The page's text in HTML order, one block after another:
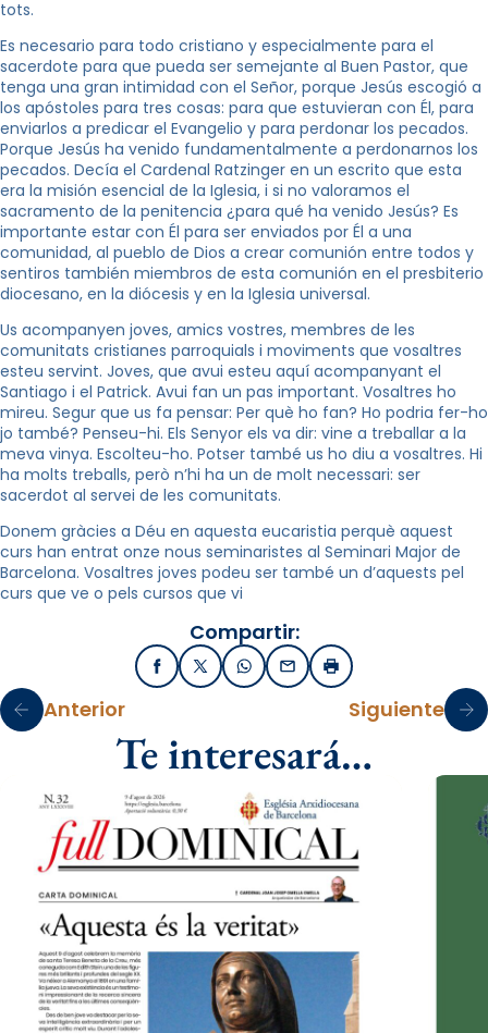
tots.
Es necesario para todo cristiano y especialmente para el
sacerdote para que pueda ser semejante al Buen Pastor, que
tenga una gran intimidad con el Señor, porque Jesús escogió a
los apóstoles para tres cosas: para que estuvieran con Él, para
enviarlos a predicar el Evangelio y para perdonar los pecados.
Porque Jesús ha venido fundamentalmente a perdonarnos los
pecados. Decía el Cardenal Ratzinger en un escrito que esta
era la misión esencial de la Iglesia, i si no valoramos el
sacramento de la penitencia ¿para qué ha venido Jesús? Es
importante estar con Él para ser enviados por Él a una
comunidad, al pueblo de Dios a crear comunión entre todos y
sentiros también miembros de esta comunión en el presbiterio
diocesano, en la diócesis y en la Iglesia universal.
Us acompanyen joves, amics vostres, membres de les
comunitats cristianes parroquials i moviments que vosaltres
esteu servint. Joves, que avui esteu aquí acompanyant el
Santiago i el Patrick. Avui fan un pas important. Vosaltres ho
mireu. Segur que us fa pensar: Per què ho fan? Ho podria fer-ho
jo també? Penseu-hi. Els Senyor els va dir: vine a treballar a la
meva vinya. Escolteu-ho. Potser també us ho diu a vosaltres. Hi
ha molts treballs, però n’hi ha un de molt necessari: ser
sacerdot al servei de les comunitats.
Donem gràcies a Déu en aquesta eucaristia perquè aquest
curs han entrat onze nous seminaristes al Seminari Major de
Barcelona. Vosaltres joves podeu ser també un d’aquests pel
curs que ve o pels cursos que vi
Compartir:
FacebookX / TwitterWhatsApp
EmailImprimir
Anterior Siguiente
Te interesará…